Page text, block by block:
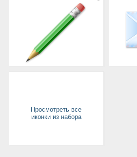
Просмотреть все
иконки из набора